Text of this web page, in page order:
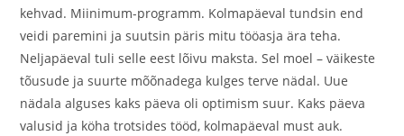
kehvad. Miinimum-programm. Kolmapäeval tundsin end
veidi paremini ja suutsin päris mitu tööasja ära teha.
Neljapäeval tuli selle eest lõivu maksta. Sel moel – väikeste
tõusude ja suurte mõõnadega kulges terve nädal. Uue
nädala alguses kaks päeva oli optimism suur. Kaks päeva
valusid ja köha trotsides tööd, kolmapäeval must auk.